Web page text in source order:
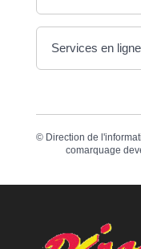
Services en
© Direction de
comarquage